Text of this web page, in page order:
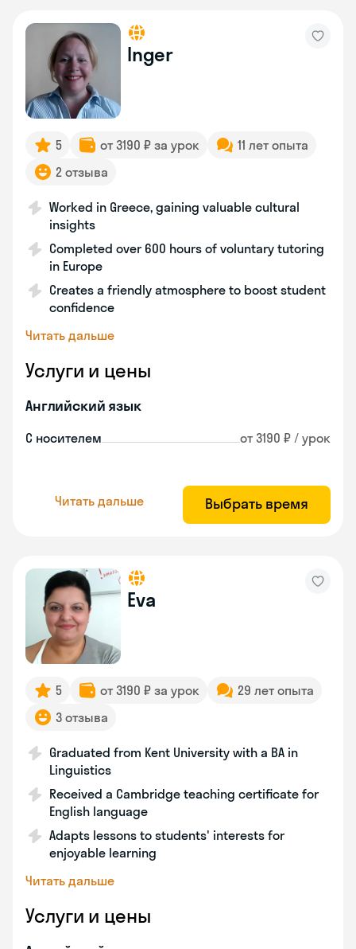
Inger
5 от 3190 ₽ за урок
11 лет опыта
2 отзыва
Worked in Greece, gaining valuable cultural
insights
Completed over 600 hours of voluntary tutoring
in Europe
Creates a friendly atmosphere to boost student
confidence
Читать дальше
Услуги и цены
Английский язык
С носителем от 3190 ₽ / урок
Читать дальше Выбрать время
Eva
5 от 3190 ₽ за урок
29 лет опыта
3 отзыва
Graduated from Kent University with a BA in
Linguistics
Received a Cambridge teaching certificate for
English language
Adapts lessons to students' interests for
enjoyable learning
Читать дальше
Услуги и цены